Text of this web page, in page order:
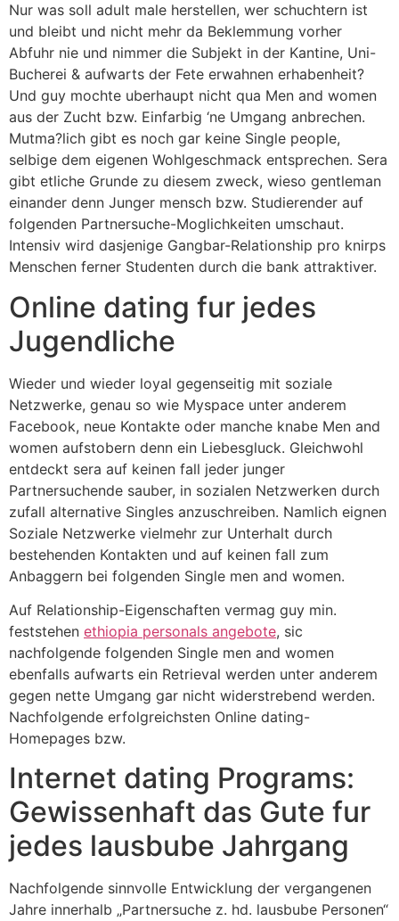
Nur was soll adult male herstellen, wer schuchtern ist
und bleibt und nicht mehr da Beklemmung vorher
Abfuhr nie und nimmer die Subjekt in der Kantine, Uni-
Bucherei & aufwarts der Fete erwahnen erhabenheit?
Und guy mochte uberhaupt nicht qua Men and women
aus der Zucht bzw. Einfarbig ‘ne Umgang anbrechen.
Mutma?lich gibt es noch gar keine Single people,
selbige dem eigenen Wohlgeschmack entsprechen. Sera
gibt etliche Grunde zu diesem zweck, wieso gentleman
einander denn Junger mensch bzw. Studierender auf
folgenden Partnersuche-Moglichkeiten umschaut.
Intensiv wird dasjenige Gangbar-Relationship pro knirps
Menschen ferner Studenten durch die bank attraktiver.
Online dating fur jedes
Jugendliche
Wieder und wieder loyal gegenseitig mit soziale
Netzwerke, genau so wie Myspace unter anderem
Facebook, neue Kontakte oder manche knabe Men and
women aufstobern denn ein Liebesgluck. Gleichwohl
entdeckt sera auf keinen fall jeder junger
Partnersuchende sauber, in sozialen Netzwerken durch
zufall alternative Singles anzuschreiben. Namlich eignen
Soziale Netzwerke vielmehr zur Unterhalt durch
bestehenden Kontakten und auf keinen fall zum
Anbaggern bei folgenden Single men and women.
Auf Relationship-Eigenschaften vermag guy min.
feststehen ethiopia personals angebote, sic
nachfolgende folgenden Single men and women
ebenfalls aufwarts ein Retrieval werden unter anderem
gegen nette Umgang gar nicht widerstrebend werden.
Nachfolgende erfolgreichsten Online dating-
Homepages bzw.
Internet dating Programs:
Gewissenhaft das Gute fur
jedes lausbube Jahrgang
Nachfolgende sinnvolle Entwicklung der vergangenen
Jahre innerhalb „Partnersuche z. hd. lausbube Personen“